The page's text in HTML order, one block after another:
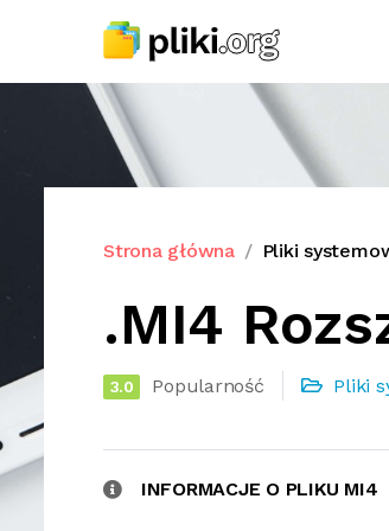
Strona główna Pliki
.MI4
3.0 Popularność Pliki
INFORMACJE O PLIKU MI4